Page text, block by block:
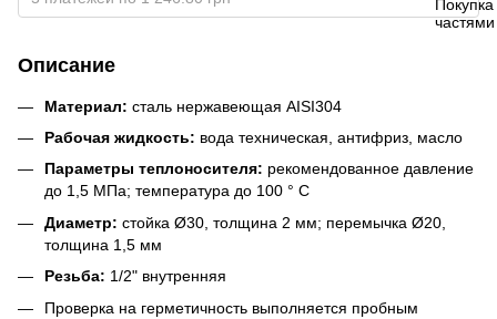
Описание
Материал: сталь нержавеющая AISI304
Рабочая жидкость: вода техническая, антифриз, масло
Параметры теплоносителя: рекомендованное давление
до 1,5 МПа; температура до 100 ° С
Диаметр: стойка Ø30, толщина 2 мм; перемычка Ø20,
толщина 1,5 мм
Резьба: 1/2" внутренняя
Проверка на герметичность выполняется пробным